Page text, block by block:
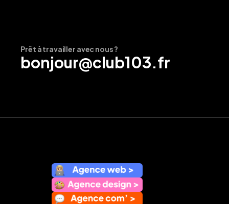
Prêt à travailler avec nous ?
bonjour@club103.fr